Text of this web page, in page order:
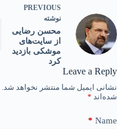
PREVIOUS
نوشته
محسن رضایی
از سایت‌های
موشکی بازدید
کرد
Leave a Reply
نشانی ایمیل شما منتشر نخواهد شد.
شده‌اند *
Name
*